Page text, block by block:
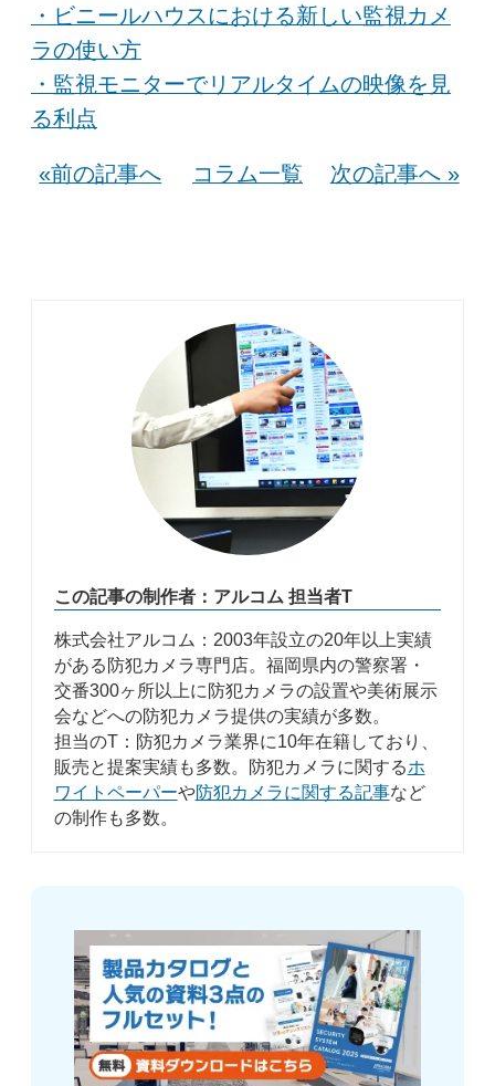
・ビニールハウスにおける新しい監視カメ
ラの使い方
・監視モニターでリアルタイムの映像を見
る利点
«前の記事へ コラム一覧 次の記事へ »
この記事の制作者：アルコム 担当者T
株式会社アルコム：2003年設立の20年以上実績
がある防犯カメラ専門店。福岡県内の警察署・
交番300ヶ所以上に防犯カメラの設置や美術展示
会などへの防犯カメラ提供の実績が多数。
担当のT：防犯カメラ業界に10年在籍しており、
販売と提案実績も多数。防犯カメラに関するホ
ワイトペーパーや防犯カメラに関する記事など
の制作も多数。